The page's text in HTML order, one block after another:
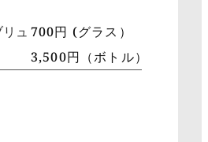
ュ 700円 (グラス）
3,500円（ボトル）